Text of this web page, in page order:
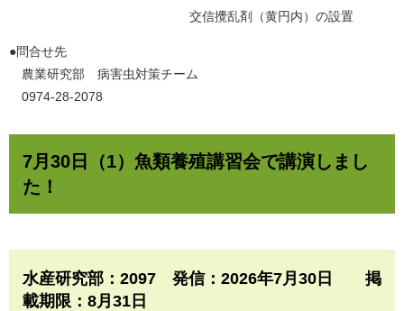
交信攪乱剤（黄円内）の設置
​●問合せ先
農業研究部 病害虫対策チーム
0974-28-2078
7月30日（1）魚類養殖講習会で講演しまし
た！
水産研究部：2097 発信：2026年7月30日 掲
載期限：8月31日​